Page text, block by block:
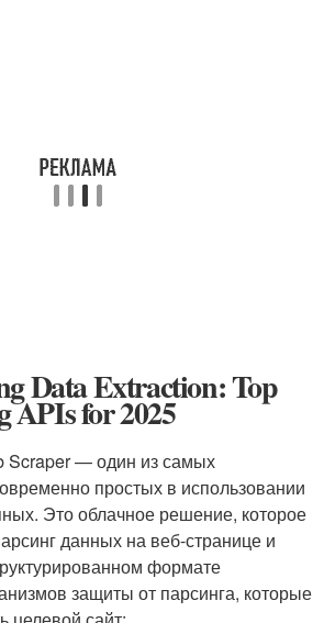
Data Extraction: Top
APIs for 2025
Scraper — один из самых
простых в использовании
Это облачное решение, которое
данных на веб-странице и
формате
защиты от парсинга, которые